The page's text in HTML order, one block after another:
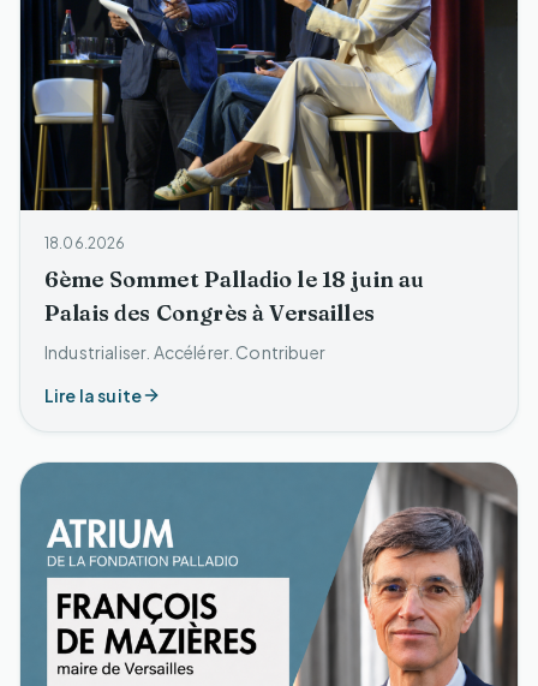
18.06.2026
6ème Sommet Palladio le 18 juin au
Palais des Congrès à Versailles
Industrialiser. Accélérer. Contribuer
Lire la suite